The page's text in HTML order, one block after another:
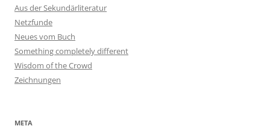
Aus der Sekundärliteratur
Netzfunde
Neues vom Buch
Something completely different
Wisdom of the Crowd
Zeichnungen
META